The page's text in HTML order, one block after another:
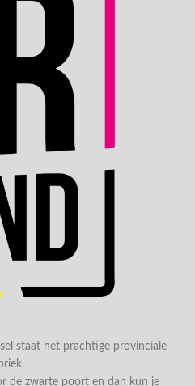
staat het prachtige provinciale
de zwarte poort en dan kun je